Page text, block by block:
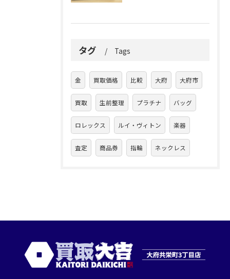
タグ Tags
金 買取価格 比較 大府 大府市
買取 生前整理 プラチナ バッグ
ロレックス ルイ・ヴィトン 楽器
査定 商品券 指輪 ネックレス